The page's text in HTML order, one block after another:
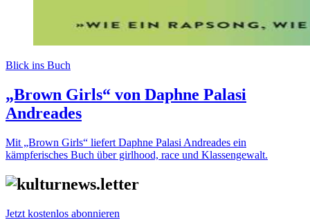
Blick ins Buch
„Brown Girls“ von Daphne Palasi
Andreades
Mit „Brown Girls“ liefert Daphne Palasi Andreades ein
kämpferisches Buch über girlhood, race und Klassengewalt.
Jetzt kostenlos abonnieren